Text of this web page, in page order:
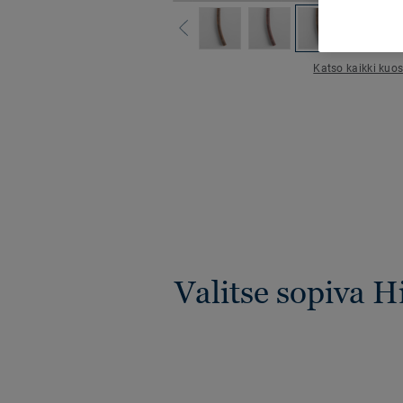
Katso kaikki
Valitse sopiva